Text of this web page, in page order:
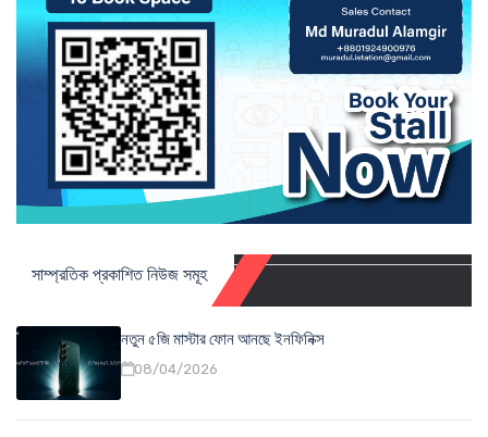
সাম্প্রতিক প্রকাশিত নিউজ সমূহ
নতুন ৫জি মাস্টার ফোন আনছে ইনফিনিক্স
08/04/2026